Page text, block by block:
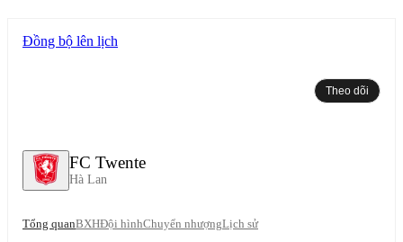
FC Twente
Hà Lan
Đồng bộ lên lịch
Theo dõi
Tổng quanBXHĐội hìnhChuyển nhượngLịch sử